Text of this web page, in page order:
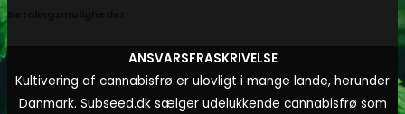
ANSVARSFRASKRIVELSE
Kultivering af cannabisfrø er ulovligt i mange lande, herunder
Danmark. Subseed.dk sælger udelukkende cannabisfrø som